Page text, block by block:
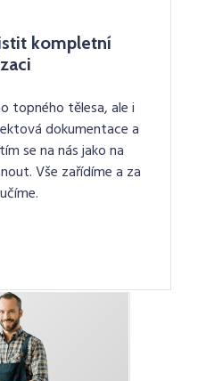
kompletní
topného tělesa, ale i
dokumentace a
se na nás jako na
Vše zařídíme a za